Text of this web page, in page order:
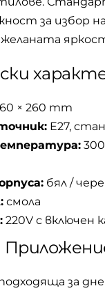
за избор
желаната
× 260 mm
E27,
бял /
смола
220V с включен
за